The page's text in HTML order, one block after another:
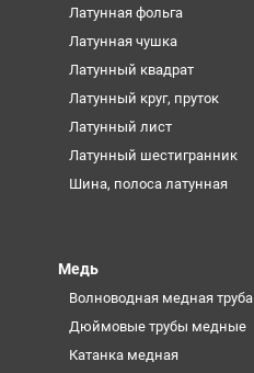
Латунная фольга
Латунная чушка
Латунный квадрат
Латунный круг, пруток
Латунный лист
Латунный шестигранник
Шина, полоса латунная
Медь
Волноводная медная труба
Дюймовые трубы медные
Катанка медная